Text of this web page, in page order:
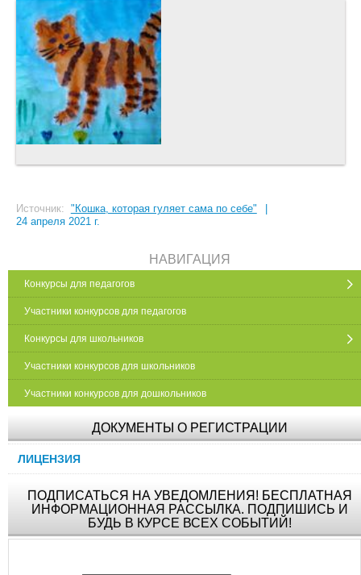
Источник: "Кошка, которая гуляет сама по себе"
24 апреля 2021 г.
НАВИГАЦИЯ
Конкурсы для педагогов
Участники конкурсов для педагогов
Конкурсы для школьников
Участники конкурсов для школьников
Участники конкурсов для дошкольников
ДОКУМЕНТЫ О РЕГИСТРАЦИИ
ЛИЦЕНЗИЯ
ПОДПИСАТЬСЯ НА УВЕДОМЛЕНИЯ! БЕСПЛАТНАЯ
ИНФОРМАЦИОННАЯ РАССЫЛКА. ПОДПИШИСЬ И
БУДЬ В КУРСЕ ВСЕХ СОБЫТИЙ!